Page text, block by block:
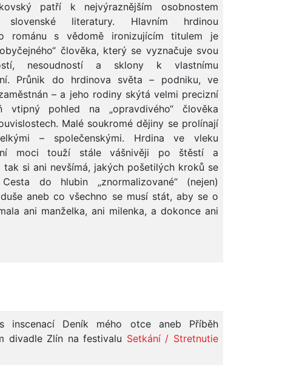
patří k nejvýraznějším osobnostem
slovenské literatury. Hlavním hrdinou
románu s vědomě ironizujícím titulem je
člověka, který se vyznačuje svou
nesoudností a sklony k vlastnímu
Průnik do hrdinova světa – podniku, ve
– a jeho rodiny skýtá velmi precizní
vtipný pohled na „opravdivého“ člověka
Malé soukromé dějiny se prolínají
– společenskými. Hrdina ve vleku
moci touží stále vášnivěji po štěstí a
tak si ani nevšímá, jakých pošetilých kroků se
do hlubin „znormalizované“ (nejen)
aneb co všechno se musí stát, aby se o
ani manželka, ani milenka, a dokonce ani
Deník mého otce aneb Příběh
divadle Zlín na festivalu Setkání / Stretnutie